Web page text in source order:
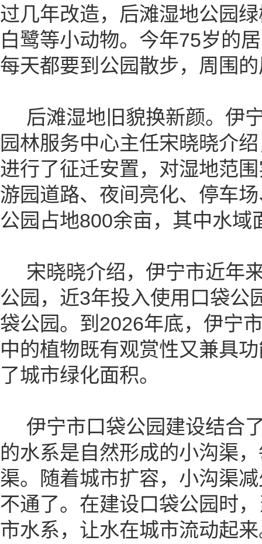
过几年改造，后滩湿地公园
白鹭等小动物。今年75岁的
每天都要到公园散步，周围
后滩湿地旧貌换新颜。伊
园林服务中心主任宋晓晓介
进行了征迁安置，对湿地范
游园道路、夜间亮化、停车
公园占地800余亩，其中水域
宋晓晓介绍，伊宁市近年
公园，近3年投入使用口袋公
袋公园。到2026年底，伊宁
中的植物既有观赏性又兼具
了城市绿化面积。
伊宁市口袋公园建设结合
的水系是自然形成的小沟渠
渠。随着城市扩容，小沟渠
不通了。在建设口袋公园时
市水系，让水在城市流动起